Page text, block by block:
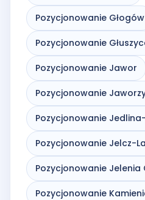
Pozycjonowanie Głogów
Pozycjonowanie
Pozycjonowanie Jawor
Pozycjonowanie
Pozycjonowanie
Pozycjonowanie Jelcz-
Pozycjonowanie Jelenia
Pozycjonowanie